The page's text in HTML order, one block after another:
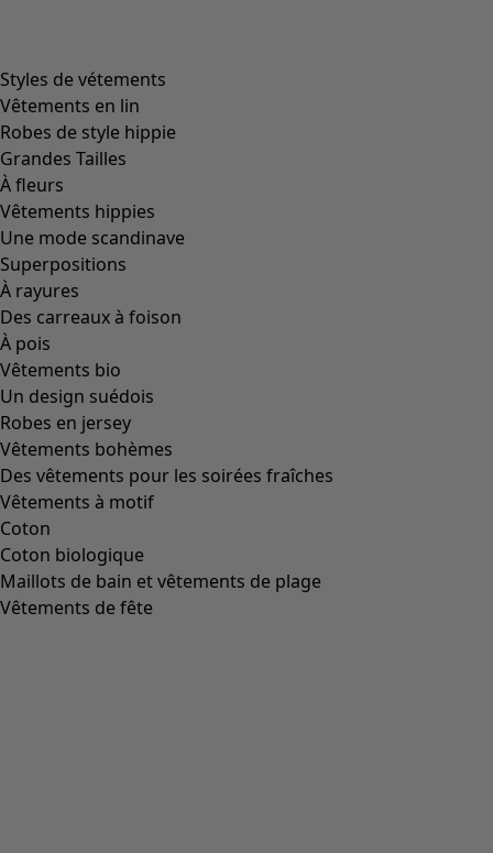
Styles de vétements
Vêtements en lin
Robes de style hippie
Grandes Tailles
À fleurs
Vêtements hippies
Une mode scandinave
Superpositions
À rayures
Des carreaux à foison
À pois
Vêtements bio
Un design suédois
Robes en jersey
Vêtements bohèmes
Des vêtements pour les soirées fraîches
Vêtements à motif
Coton
Coton biologique
Maillots de bain et vêtements de plage
Vêtements de fête